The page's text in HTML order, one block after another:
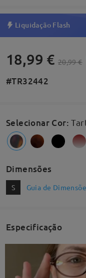
Liquidação Flash
18,99 € 20,99 €
#TR32442
Selecionar Cor:
Dimensões
S Guia de
Especificação